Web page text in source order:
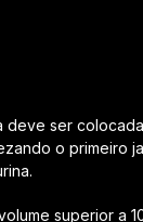
deve ser
o primeiro
superior a